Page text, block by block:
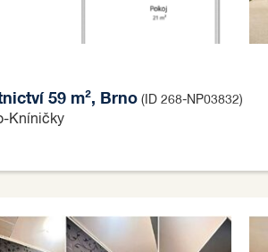
59 m², Brno (ID 268-NP03832)
Kníničky